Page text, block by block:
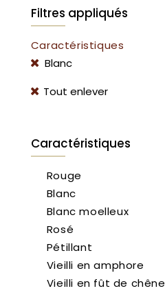
Filtres appliqués
Caractéristiques
Blanc
Tout enlever
Caractéristiques
Rouge
Blanc
Blanc moelleux
Rosé
Pétillant
Vieilli en amphore
Vieilli en fût de chêne